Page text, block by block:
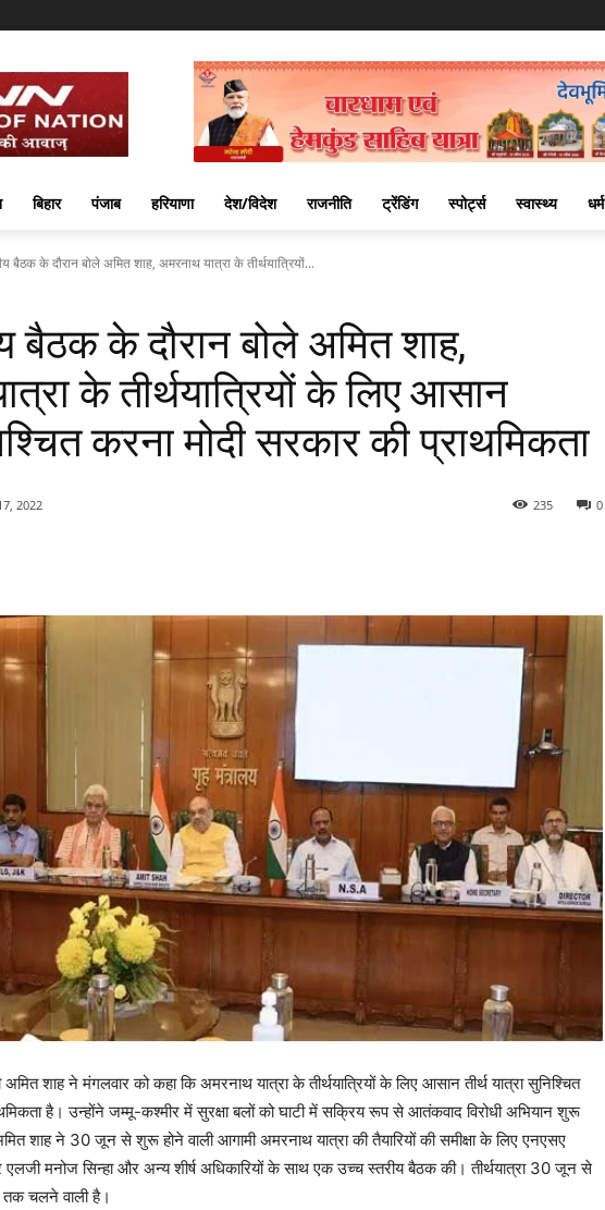
बिहार पंजाब हरियाणा देश/विदेश राजनीति ट्रेंडिंग स्पोर्ट्स स्वास्थ्य धर्म
बैठक के दौरान बोले अमित शाह, अमरनाथ यात्रा के तीर्थयात्रियों...
बैठक के दौरान बोले अमित शाह,
के तीर्थयात्रियों के लिए आसान
करना मोदी सरकार की प्राथमिकता
2022 0
235
शाह ने मंगलवार को कहा कि अमरनाथ यात्रा के तीर्थयात्रियों के लिए आसान तीर्थ यात्रा सुनिश्चित
है। उन्होंने जम्मू-कश्मीर में सुरक्षा बलों को घाटी में सक्रिय रूप से आतंकवाद विरोधी अभियान शुरू
शाह ने 30 जून से शुरू होने वाली आगामी अमरनाथ यात्रा की तैयारियों की समीक्षा के लिए एनएसए
मनोज सिन्हा और अन्य शीर्ष अधिकारियों के साथ एक उच्च स्तरीय बैठक की। तीर्थयात्रा 30 जून से
चलने वाली है।